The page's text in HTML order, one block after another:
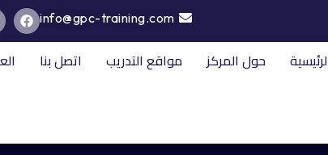
info@gpc-training.com
حول المركز مواقع التدريب اتصل بنا